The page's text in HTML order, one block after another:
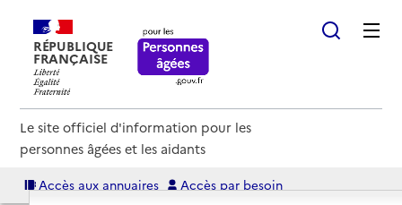
RÉPUBLIQUE
FRANÇAISE
Le site officiel d'information pour les
personnes âgées et les aidants
Accès aux annuaires Accès par besoin